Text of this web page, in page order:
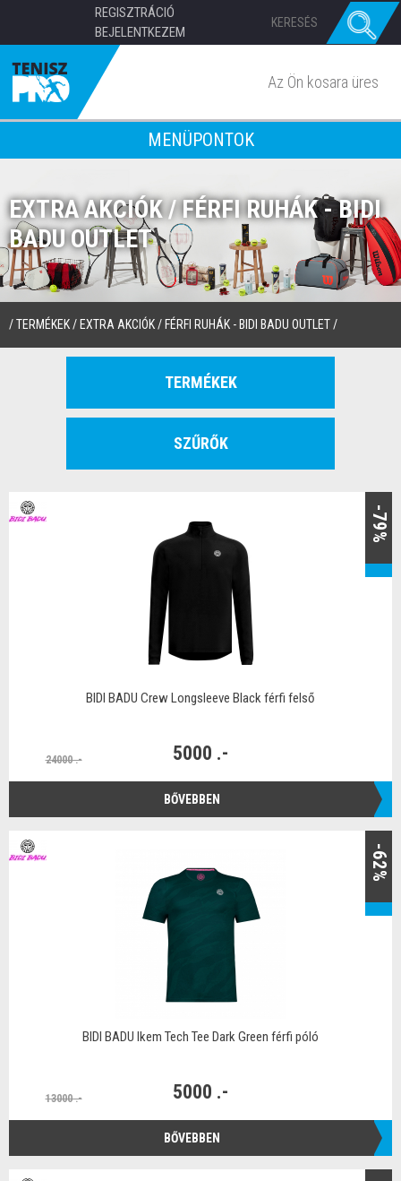
REGISZTRÁCIÓ
BEJELENTKEZEM
Az Ön kosara üres
MENÜPONTOK
EXTRA AKCIÓK / FÉRFI RUHÁK - BIDI
BADU OUTLET
/TERMÉKEK/ EXTRA AKCIÓK/ FÉRFI RUHÁK - BIDI BADU OUTLET/
TERMÉKEK
SZŰRŐK
-79%
BIDI BADU Crew Longsleeve Black férfi felső
24000 .- 5000 .-
BŐVEBBEN
-62%
BIDI BADU Ikem Tech Tee Dark Green férfi póló
13000 .- 5000 .-
BŐVEBBEN